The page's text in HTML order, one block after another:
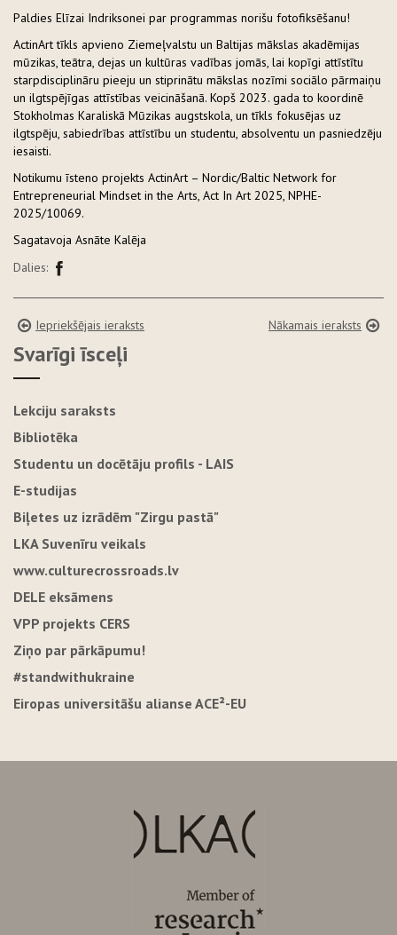
Paldies Elīzai Indriksonei par programmas norišu fotofiksēšanu!
ActinArt tīkls apvieno Ziemeļvalstu un Baltijas mākslas akadēmijas
mūzikas, teātra, dejas un kultūras vadības jomās, lai kopīgi attīstītu
starpdisciplināru pieeju un stiprinātu mākslas nozīmi sociālo pārmaiņu
un ilgtspējīgas attīstības veicināšanā. Kopš 2023. gada to koordinē
Stokholmas Karaliskā Mūzikas augstskola, un tīkls fokusējas uz
ilgtspēju, sabiedrības attīstību un studentu, absolventu un pasniedzēju
iesaisti.
Notikumu īsteno projekts ActinArt – Nordic/Baltic Network for
Entrepreneurial Mindset in the Arts, Act In Art 2025, NPHE-
2025/10069.
Sagatavoja Asnāte Kalēja
Dalies:
Iepriekšējais ieraksts Nākamais ieraksts
Svarīgi īsceļi
Lekciju saraksts
Bibliotēka
Studentu un docētāju profils - LAIS
E-studijas
Biļetes uz izrādēm "Zirgu pastā"
LKA Suvenīru veikals
www.culturecrossroads.lv
DELE eksāmens
VPP projekts CERS
Ziņo par pārkāpumu!
#standwithukraine
Eiropas universitāšu alianse ACE²-EU